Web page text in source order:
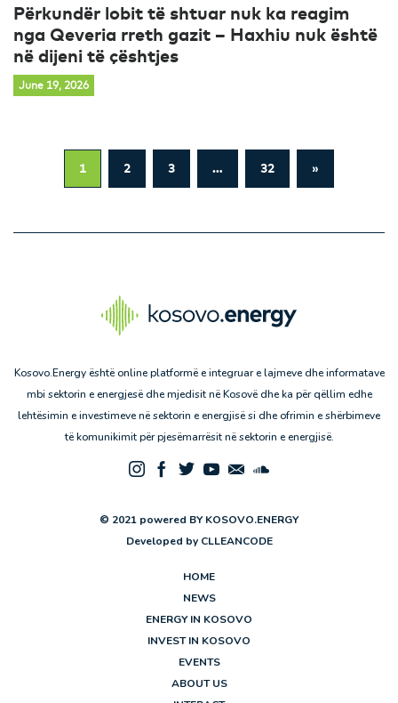
Përkundër lobit të shtuar nuk ka reagim
nga Qeveria rreth gazit – Haxhiu nuk është
në dijeni të çështjes
June 19, 2026
1 2 3 … 32 »
Kosovo.Energy është online platformë e integruar e lajmeve dhe informatave
mbi sektorin e energjesë dhe mjedisit në Kosovë dhe ka për qëllim edhe
lehtësimin e investimeve në sektorin e energjisë si dhe ofrimin e shërbimeve
të komunikimit për pjesëmarrësit në sektorin e energjisë.
© 2021 powered BY KOSOVO.ENERGY
Developed by CLLEANCODE
HOME
NEWS
ENERGY IN KOSOVO
INVEST IN KOSOVO
EVENTS
ABOUT US